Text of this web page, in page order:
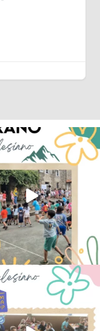
y la alegría también se han
sentido...
95 0
alegría en el campamento
...